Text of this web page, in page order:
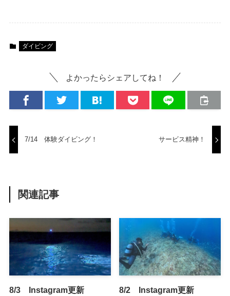
ダイビング
よかったらシェアしてね！
7/14 体験ダイビング！ サービス精神！
関連記事
8/3 Instagram更新 8/2 Instagram更新